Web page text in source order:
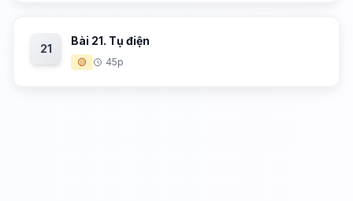
21
Bài 21. Tụ điện
🟡 45p